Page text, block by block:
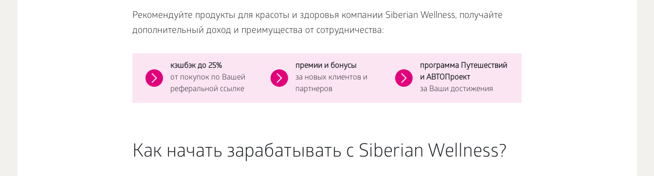
Рекомендуйте продукты для красоты и здоровья компании Siberian Wellness, получайте
дополнительный доход и преимущества от сотрудничества:
кэшбэк до 25%
от покупок по Вашей
реферальной ссылке
премии и бонусы
за новых клиентов и
партнеров
программа Путешествий
и АВТОПроект
за Ваши достижения
Как начать зарабатывать с Siberian Wellness?